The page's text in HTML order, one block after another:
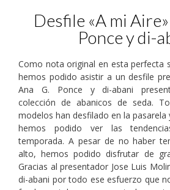
Desfile «A mi
Ponce y di-
Como nota original en esta perfecta
hemos podido asistir a un desfile
Ana G. Ponce y di-abani
colección de abanicos de seda.
modelos han desfilado en la
hemos podido ver las
temporada. A pesar de no haber
alto, hemos podido disfrutar de
Gracias al presentador Jose Luis
di-abani por todo ese esfuerzo que